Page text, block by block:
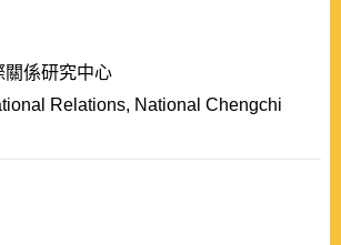
關係研究中心
Relations, National Chengchi